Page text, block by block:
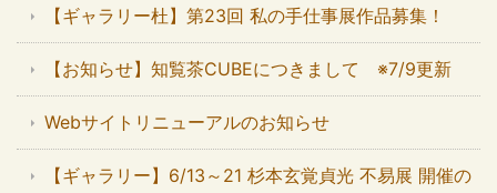
【ギャラリー杜】第23回 私の手仕事展作品募集！
【お知らせ】知覧茶CUBEにつきまして ※7/9更新
Webサイトリニューアルのお知らせ
【ギャラリー】6/13～21 杉本玄覚貞光 不易展 開催の